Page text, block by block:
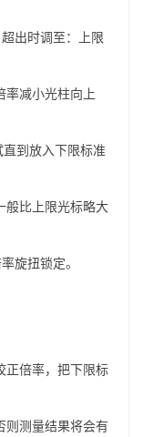
出时调至：上限
率减小光柱向上
到放入下限标准
般比上限光标略大
旋扭锁定。
正倍率，把下限标
则测量结果将会有